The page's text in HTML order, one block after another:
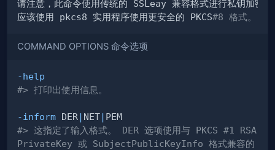
应该使用 pkcs8 实用程序使用更安全的 PKCS#8 格式。
COMMAND OPTIONS 命令选项
-help
#> 打印出使用信息。
-inform DER| NET|
#> 这指定了输入格式。 DER 选项使用与 PKCS #1 RSA
PrivateKey 或 SubjectPublicKeyInfo 格式兼容的